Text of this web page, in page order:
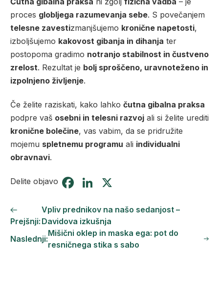
proces globljega razumevanja sebe. S povečanjem
telesne zavestizmanjšujemo kronične napetosti,
izboljšujemo kakovost gibanja in dihanja ter
postopoma gradimo notranjo stabilnost in čustveno
zrelost. Rezultat je bolj sproščeno, uravnoteženo in
izpolnjeno življenje.
Če želite raziskati, kako lahko čutna gibalna praksa
podpre vaš osebni in telesni razvoj ali si želite urediti
kronične bolečine, vas vabim, da se pridružite
mojemu spletnemu programu ali individualni
obravnavi.
Delite objavo Facebook
LinkedIn
Prejšnji:
Vpliv prednikov na našo sedanjost –
Davidova izkušnja
Naslednji:
Mišični oklep in maska ega: pot do
resničnega stika s sabo